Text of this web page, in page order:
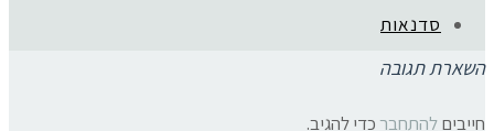
סדנאות
ייעוץ קריירה
השארת תגובה
חייביםלהתחבר כדי להגיב.